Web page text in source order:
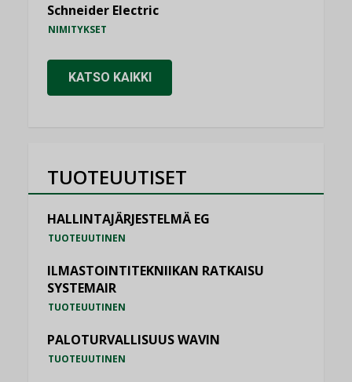
Schneider Electric
NIMITYKSET
KATSO KAIKKI
TUOTEUUTISET
HALLINTAJÄRJESTELMÄ EG
TUOTEUUTINEN
ILMASTOINTITEKNIIKAN RATKAISU
SYSTEMAIR
TUOTEUUTINEN
PALOTURVALLISUUS WAVIN
TUOTEUUTINEN